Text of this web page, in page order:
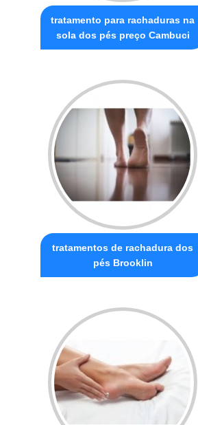
tratamento para rachaduras na
sola dos pés preço Cambuci
tratamentos de rachadura dos
pés Brooklin